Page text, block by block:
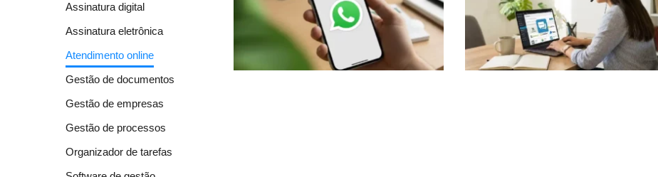
Assinatura digital
Assinatura eletrônica
Atendimento online
Gestão de documentos
Gestão de empresas
Gestão de processos
Organizador de tarefas